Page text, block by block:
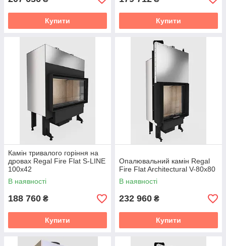
Купити Купити
Камін тривалого горіння на
дровах Regal Fire Flat S-LINE
100x42
В наявності
188 760 ₴
Купити
Опалювальний камін Regal
Fire Flat Architectural V-80x80
В наявності
232 960 ₴
Купити